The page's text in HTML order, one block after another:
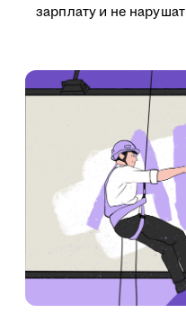
зарплату и не